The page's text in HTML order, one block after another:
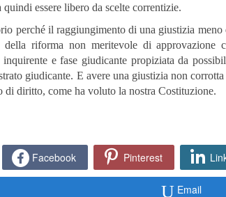
quindi essere libero da scelte correntizie.
perché il raggiungimento di una giustizia
della riforma non meritevole di approvazione
inquirente e fase giudicante propiziata da
giudicante. E avere una giustizia non
di diritto, come ha voluto la nostra Costituzione.
Facebook Pinterest
Email